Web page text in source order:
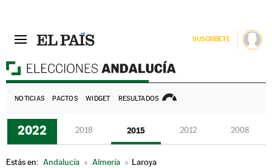
SUSCRÍBETE
NOTICIAS PACTOS WIDGET RESULTADOS
2022 2018 2015 2012 2008
Estás en: Andalucía » Almería » Laroya